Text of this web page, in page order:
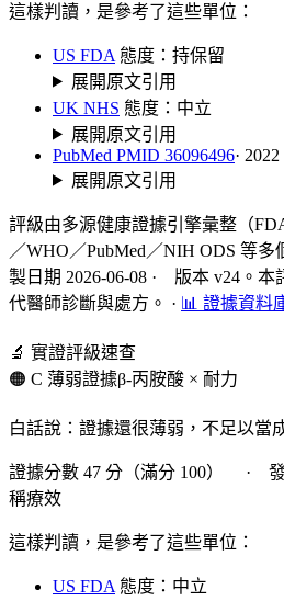
這樣判讀，是參考了這些單位：
US FDA 態度：持保留
展開原文引用
UK NHS 態度：中立
展開原文引用
PubMed PMID 36096496·
展開原文引用
評級由多源健康證據引擎彙整（
／WHO／PubMed／NIH ODS 等
製日期 2026-06-08 · 版本 v24。本
代醫師診斷與處方。 · 📊 證據資料
🔬 實證評級速查
🟠 C 薄弱證據β-丙胺酸 × 耐力
白話說：證據還很薄弱，不足以當
證據分數 47 分（滿分 100） ·
稱療效
這樣判讀，是參考了這些單位：
US FDA 態度：中立